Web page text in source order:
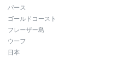
パース
ゴールドコースト
フレーザー島
ウーフ
日本